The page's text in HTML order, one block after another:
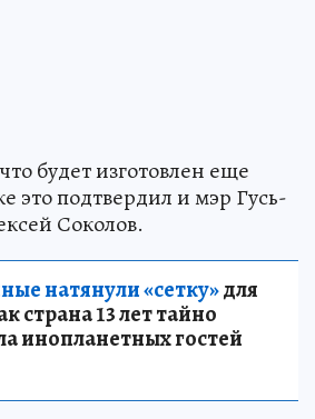
будет изготовлен еще
это подтвердил и мэр Гусь-
Соколов.
натянули «сетку»для
страна 13 лет тайно
инопланетных гостей